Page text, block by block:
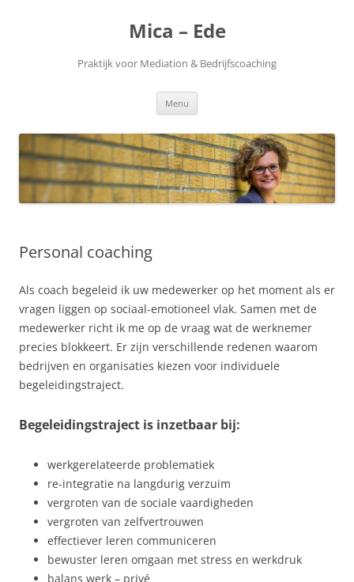
Mica – Ede
Praktijk voor Mediation & Bedrijfscoaching
Menu
Personal coaching
Als coach begeleid ik uw medewerker op het moment als er
vragen liggen op sociaal-emotioneel vlak. Samen met de
medewerker richt ik me op de vraag wat de werknemer
precies blokkeert. Er zijn verschillende redenen waarom
bedrijven en organisaties kiezen voor individuele
begeleidingstraject.
Begeleidingstraject is inzetbaar bij:
werkgerelateerde problematiek
re-integratie na langdurig verzuim
vergroten van de sociale vaardigheden
vergroten van zelfvertrouwen
effectiever leren communiceren
bewuster leren omgaan met stress en werkdruk
balans werk – privé